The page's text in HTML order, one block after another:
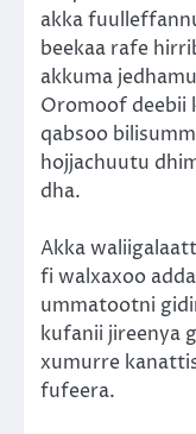
akka
beekaa rafe
akkuma
Oromoof deebii
qabsoo
hojjachuutu
dha.
Akka
fi walxaxoo
ummatootni
kufanii jireenya
xumurre
fufeera.